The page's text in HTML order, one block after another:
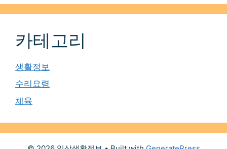
카테고리
생활정보
수리요령
체육